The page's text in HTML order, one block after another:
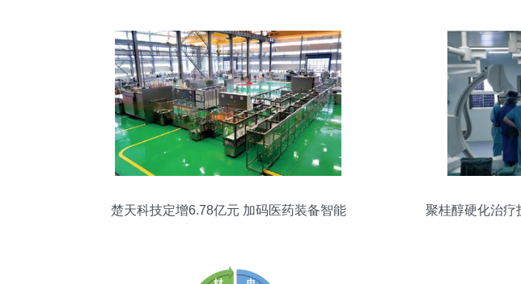
楚天科技定增6.78亿元 加码医药装备智能
聚桂醇硬化治疗